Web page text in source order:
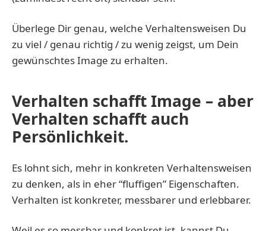
Überlege Dir genau, welche Verhaltensweisen Du
zu viel / genau richtig / zu wenig zeigst, um Dein
gewünschtes Image zu erhalten.
Verhalten schafft Image – aber
Verhalten schafft auch
Persönlichkeit.
Es lohnt sich, mehr in konkreten Verhaltensweisen
zu denken, als in eher “fluffigen” Eigenschaften.
Verhalten ist konkreter, messbarer und erlebbarer.